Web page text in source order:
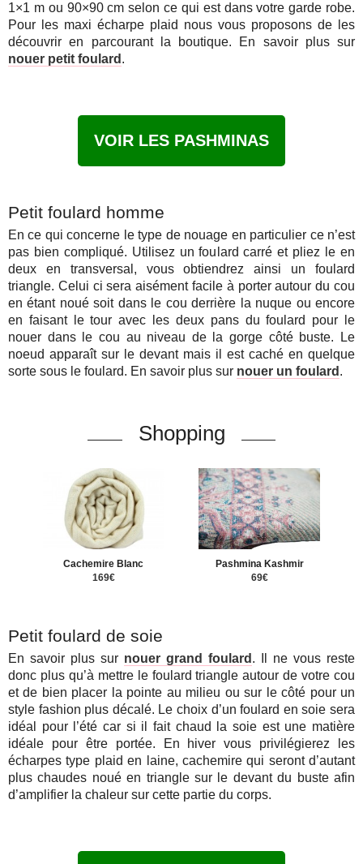
1×1 m ou 90×90 cm selon ce qui est dans votre garde robe.
Pour les maxi écharpe plaid nous vous proposons de les
découvrir en parcourant la boutique. En savoir plus sur
nouer petit foulard .
VOIR LES PASHMINAS
Petit foulard homme
En ce qui concerne le type de nouage en particulier ce n’est
pas bien compliqué. Utilisez un foulard carré et pliez le en
deux en transversal, vous obtiendrez ainsi un foulard
triangle. Celui ci sera aisément facile à porter autour du cou
en étant noué soit dans le cou derrière la nuque ou encore
en faisant le tour avec les deux pans du foulard pour le
nouer dans le cou au niveau de la gorge côté buste. Le
noeud apparaît sur le devant mais il est caché en quelque
sorte sous le foulard. En savoir plus sur nouer un foulard .
Shopping
Cachemire Blanc
169€
Pashmina Kashmir
69€
Petit foulard de soie
En savoir plus sur nouer grand foulard . Il ne vous reste
donc plus qu’à mettre le foulard triangle autour de votre cou
et de bien placer la pointe au milieu ou sur le côté pour un
style fashion plus décalé. Le choix d’un foulard en soie sera
idéal pour l’été car si il fait chaud la soie est une matière
idéale pour être portée. En hiver vous privilégierez les
écharpes type plaid en laine, cachemire qui seront d’autant
plus chaudes noué en triangle sur le devant du buste afin
d’amplifier la chaleur sur cette partie du corps.